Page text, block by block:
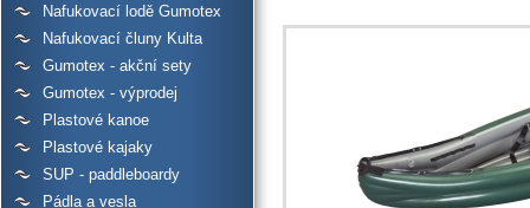
Nafukovací lodě Gumotex
Nafukovací čluny Kulta
Gumotex - akční sety
Gumotex - výprodej
Plastové kanoe
Plastové kajaky
SUP - paddleboardy
Pádla a vesla